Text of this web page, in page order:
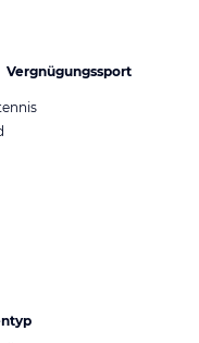
Vergnügungssport